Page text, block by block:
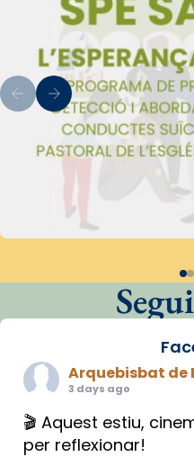
Arquebisbat de
3 days ago
🎬 Aquest estiu,
per reflexionar!